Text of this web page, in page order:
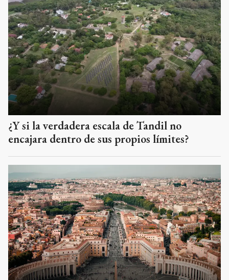
¿Y si la verdadera escala de Tandil no
encajara dentro de sus propios límites?